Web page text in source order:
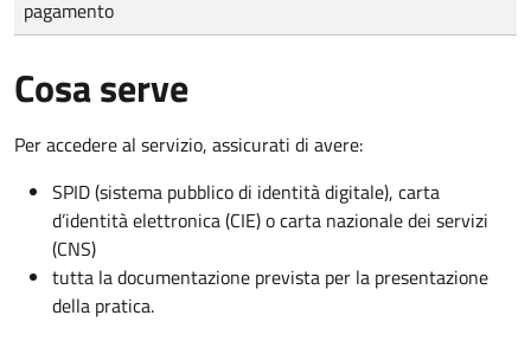
pagamento
Cosa serve
Per accedere al servizio, assicurati di avere:
SPID (sistema pubblico di identità digitale), carta
d’identità elettronica (CIE) o carta nazionale dei servizi
(CNS)
tutta la documentazione prevista per la presentazione
della pratica.